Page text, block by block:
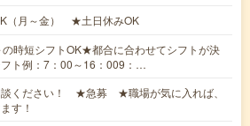
（月～金） ★土日休みOK
時短シフトOK★都合に合わせてシフトが決
ト例：7：00～16：009：…
談ください！ ★急募 ★職場が気に入れば、
す！